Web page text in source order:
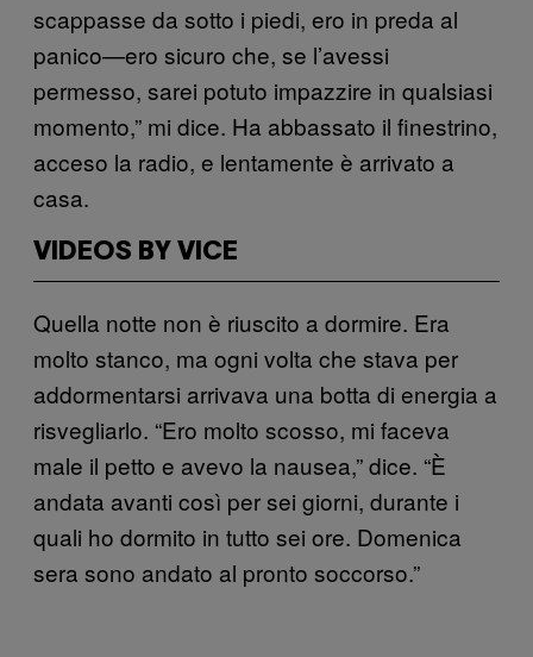
scappasse da sotto i piedi, ero in preda al
panico—ero sicuro che, se l’avessi
permesso, sarei potuto impazzire in qualsiasi
momento,” mi dice. Ha abbassato il finestrino,
acceso la radio, e lentamente è arrivato a
casa.
VIDEOS BY VICE
Quella notte non è riuscito a dormire. Era
molto stanco, ma ogni volta che stava per
addormentarsi arrivava una botta di energia a
risvegliarlo. “Ero molto scosso, mi faceva
male il petto e avevo la nausea,” dice. “È
andata avanti così per sei giorni, durante i
quali ho dormito in tutto sei ore. Domenica
sera sono andato al pronto soccorso.”